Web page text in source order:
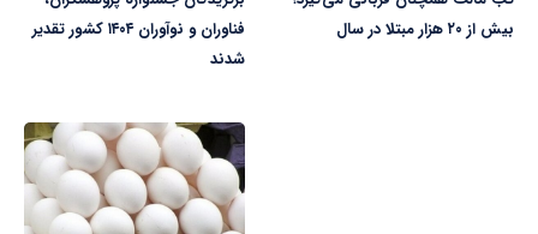
بیش از ۲۰ هزار مبتلا در سال
فناوران و نوآوران ۱۴۰۴ کشور تقدیر
شدند